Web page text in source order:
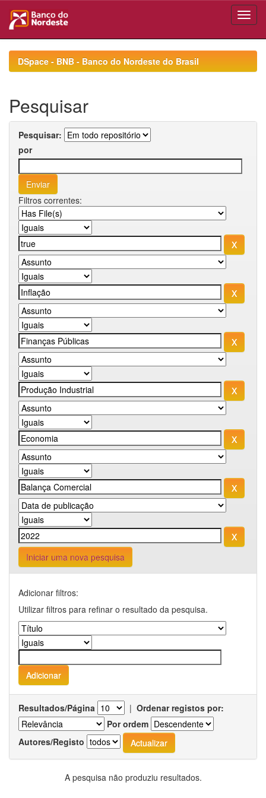
navigationDSpace - BNB - Banco do Nordeste do Brasil
Pesquisar
Pesquisar:
por
Filtros correntes:
Iniciar uma nova pesquisa
Adicionar filtros:
Utilizar filtros para refinar o resultado da pesquisa.
Resultados/Página | Ordenar registos por:
Por ordem
Autores/Registo
A pesquisa não produziu resultados.